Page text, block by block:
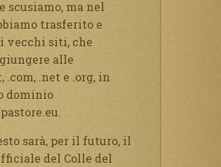
scusiamo, ma nel
trasferito e
vecchi siti, che
alle
.com, .net e .org, in
dominio
sarà, per il futuro, il
del Colle del